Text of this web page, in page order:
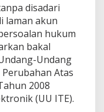
disadari
laman akun
hukum
bakal
Undang
Atas
2008
(UU ITE).